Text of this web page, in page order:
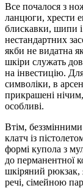
Все почалося з
ланцюги, хрести
блискавки, шипи
нестандартних
якби не видатна
шкіри служать
на інвестицію.
символіки, в
прикрашені нічим,
особливі.
Втім,
клатч із
формі купола з
до перманентної
шкіряний рюкзак,
речі, сімейною